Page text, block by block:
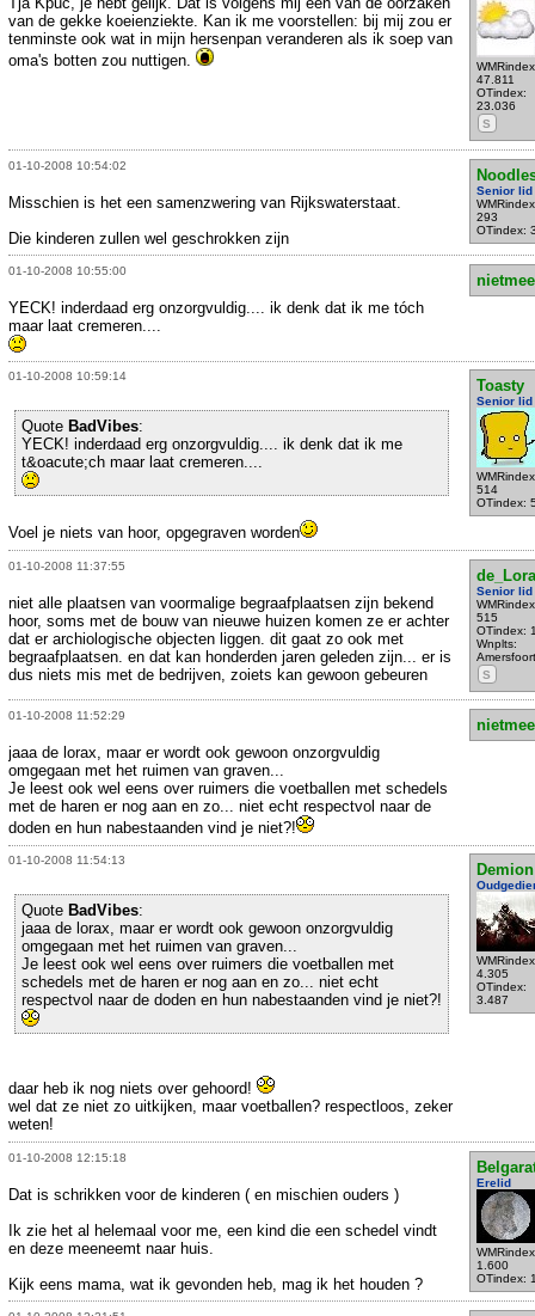
47.811
OTindex:
23.036
S
van de gekke koeienziekte. Kan ik me voorstellen: bij mij zou er
tenminste ook wat in mijn hersenpan veranderen als ik soep van
oma's botten zou nuttigen.
01-10-2008 10:54:02
Senior lid
293
OTindex:
Misschien is het een samenzwering van Rijkswaterstaat.
Die kinderen zullen wel geschrokken zijn
01-10-2008 10:55:00
YECK! inderdaad erg onzorgvuldig.... ik denk dat ik me tóch
maar laat cremeren....
01-10-2008 10:59:14
Toasty
Senior lid
514
OTindex:
Quote BadVibes:
YECK! inderdaad erg onzorgvuldig.... ik denk dat ik me
t&oacute;ch maar laat cremeren....
Voel je niets van hoor, opgegraven worden
01-10-2008 11:37:55
Senior lid
515
OTindex:
Wnplts:
Amersfoort
S
niet alle plaatsen van voormalige begraafplaatsen zijn bekend
hoor, soms met de bouw van nieuwe huizen komen ze er achter
dat er archiologische objecten liggen. dit gaat zo ook met
begraafplaatsen. en dat kan honderden jaren geleden zijn... er is
dus niets mis met de bedrijven, zoiets kan gewoon gebeuren
01-10-2008 11:52:29
jaaa de lorax, maar er wordt ook gewoon onzorgvuldig
omgegaan met het ruimen van graven...
Je leest ook wel eens over ruimers die voetballen met schedels
met de haren er nog aan en zo... niet echt respectvol naar de
doden en hun nabestaanden vind je niet?!
01-10-2008 11:54:13
Demion
4.305
OTindex:
3.487
Quote BadVibes:
jaaa de lorax, maar er wordt ook gewoon onzorgvuldig
omgegaan met het ruimen van graven...
Je leest ook wel eens over ruimers die voetballen met
schedels met de haren er nog aan en zo... niet echt
respectvol naar de doden en hun nabestaanden vind je niet?!
daar heb ik nog niets over gehoord!
wel dat ze niet zo uitkijken, maar voetballen? respectloos, zeker
weten!
01-10-2008 12:15:18
Erelid
1.600
OTindex:
Dat is schrikken voor de kinderen ( en mischien ouders )
Ik zie het al helemaal voor me, een kind die een schedel vindt
en deze meeneemt naar huis.
Kijk eens mama, wat ik gevonden heb, mag ik het houden ?